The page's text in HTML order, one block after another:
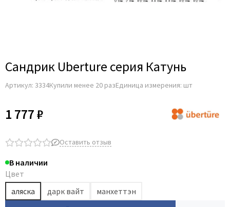
Владимирский погонаж
Погонаж экошпон Zadoor
Сандрик Uberture серия Катунь
Артикул: 3334Купили менее 20 разЕдиница измерения: шт
1 777 ₽
Оставить отзыв
В наличии
Цвет
аляска
дарк вайт манхеттэн